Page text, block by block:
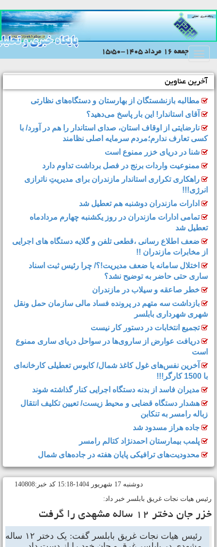
Toggle
جمعه 16 مرداد 1405-15:50
آخرین عناوین
مطالبه بازنشستگان از بهارستان و دستگاه‌های نظارتی
آقای استاندار! این بار پاسخ می‌دهید؟
نارضایتی از اوقاف استان، صدای استاندار را هم در آورد/ با
کسی تعارف ندارم؛مردم سرمایه اصلی نظامند
شنا در دریای خزر ممنوع است
ممنوعیت واردات برنج در فصل برداشت تداوم دارد
راهکاری تکراری استاندار مازندران برای مدیریتِ ناترازی
انرژی!!!
ادارات مازندران دوشنبه هم تعطیل شد
تمامی ادارات مازندران در روز یکشنبه چهارم مردادماه
تعطیل شد
ضعف اطلاع رسانی ،قطعی تلفن و گلایه دستگاه های اجرایی
از مخابرات مازندران !!
اختلال سامانه یا ضعف مدیریت!؟/ چرا رئیس ثبت اسناد
ساری حتی حاضر به توضیح نشد؟
خطر صاعقه و سیلاب در مازندران
بازداشت سه متهم در پرونده فساد مالی سازمان حمل‌ ونقل
شهری شهرداری بابلسر
تجمیع انتخابات در دستور کار نیست
دریافت عوارض از ساروی‌ها در سواحل دریای ساری ممنوع
است
آخرین نفس‌های غول کاغذ شمال‌/ ‌کابوس تعطیلی کارخانه‌ای
مدیران فاسد از بدنه دستگاه اجرایی کنار گذاشته شوند
هشدار دستگاه قضایی و محیط زیست/ تعیین تکلیف انتقال
زباله رامسر به تنکابن
جاده هراز مسدود شد
پلمب بیمارستان احمدنژاد کتالم رامسر
محدودیت‌های ترافیکی پایان هفته در جاده‌های شمال
دوشنبه 17 شهريور 1404-15:18 کد خبر:140808
هیات نجات غریق بابلسر خبر داد:
جان دختر ۱۲ ساله مشهدی را گرفت
رئیس هیات نجات غریق بابلسر گفت: یک دختر ۱۲ ساله